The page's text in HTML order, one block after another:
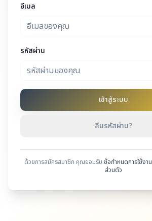
อีเมล
รหัสผ่าน
เข้าสู่ระบบ
ลืมรหัสผ่าน?
ด้วยการสมัครสมาชิก คุณยอมรับ ข้อกำหนดการใช้งาน
ส่วนตัว